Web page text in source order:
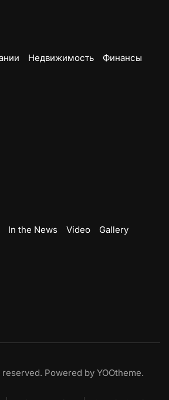
Недвижимость Финансы
In the News Video
Gallery
Powered by YOOtheme.